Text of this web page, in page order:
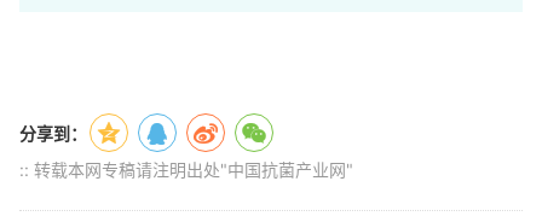
分享到：
:: 转载本网专稿请注明出处"中国抗菌产业网"